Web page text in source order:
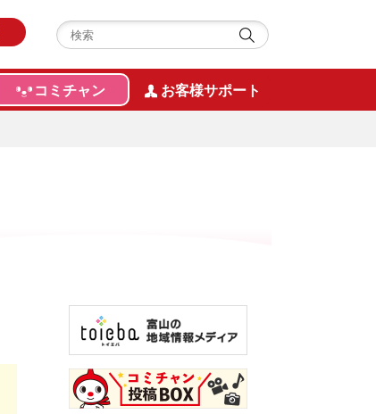
コミチャン お客様サポート